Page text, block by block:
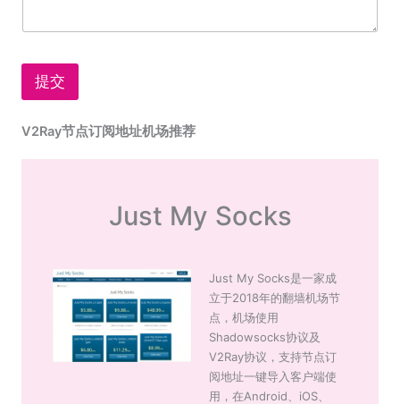
提交
V2Ray节点订阅地址机场推荐
Just My Socks
Just My Socks是一家成
立于2018年的翻墙机场节
点，机场使用
Shadowsocks协议及
V2Ray协议，支持节点订
阅地址一键导入客户端使
用，在Android、iOS、